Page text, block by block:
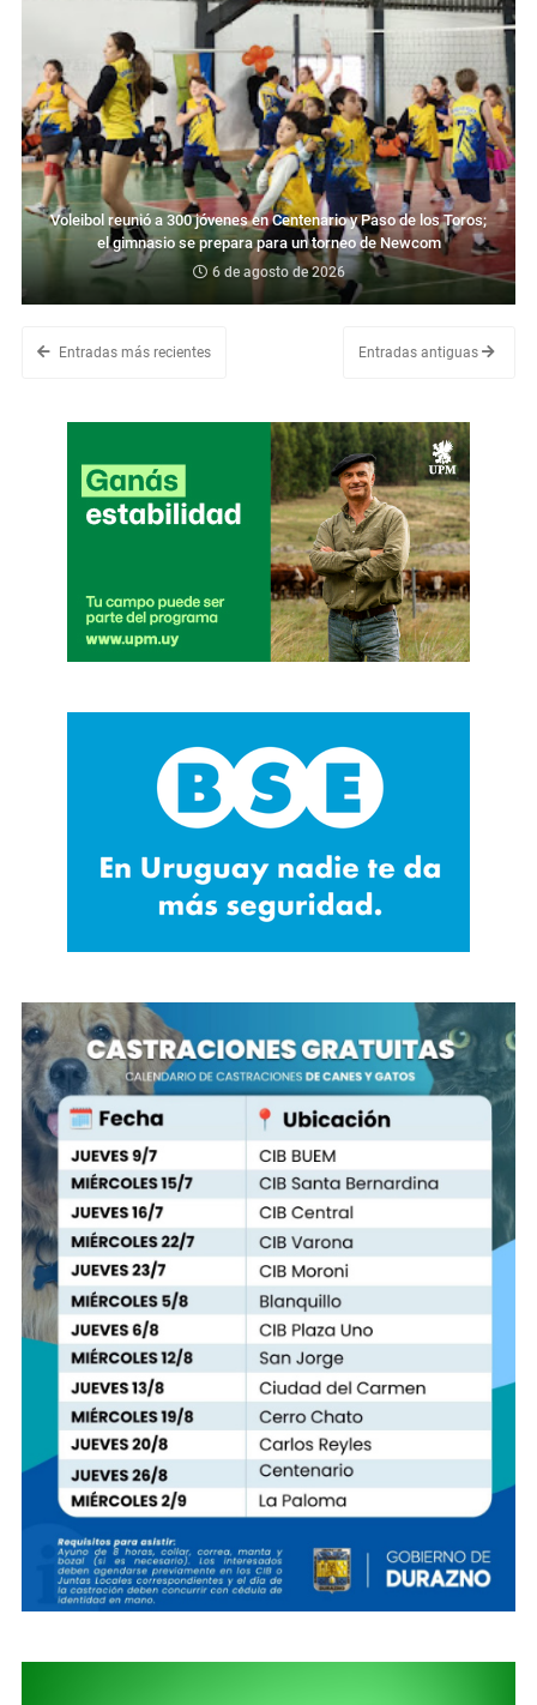
Voleibol reunió a 300 jóvenes en Centenario y Paso de los Toros;
el gimnasio se prepara para un torneo de Newcom
6 de agosto de 2026
Entradas más recientes Entradas antiguas